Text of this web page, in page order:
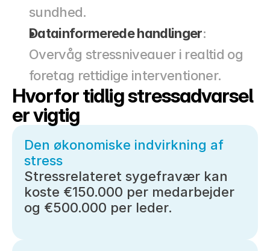
sundhed.
Datainformerede handlinger:
Overvåg stressniveauer i realtid og
foretag rettidige interventioner.
Hvorfor tidlig stressadvarsel
er vigtig
Den økonomiske indvirkning af
stress
Stressrelateret sygefravær kan
koste €150.000 per medarbejder
og €500.000 per leder.